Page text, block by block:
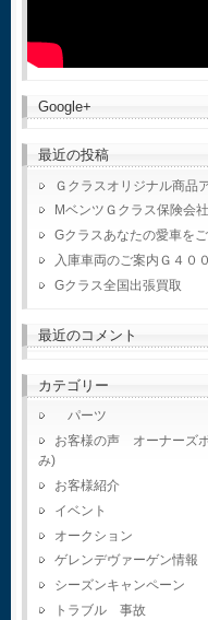
Google+
最近の投稿
Ｇクラスオリジナル商品
MベンツＧクラス保険会
Gクラスあなたの愛車を
入庫車両のご案内Ｇ４０
Gクラス全国出張買取
最近のコメント
カテゴリー
パーツ
お客様の声 オーナーズ
み)
お客様紹介
イベント
オークション
ゲレンデヴァーゲン情報
シーズンキャンペーン
トラブル 事故